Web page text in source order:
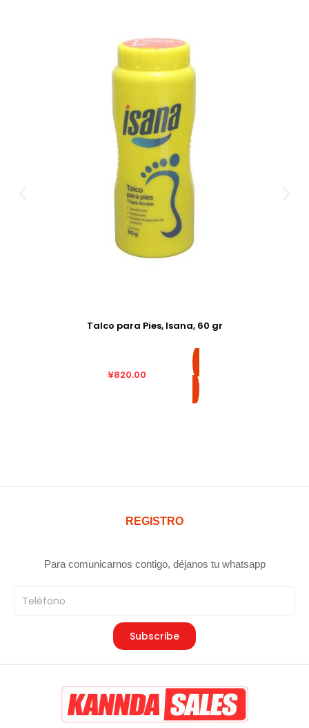
Talco para Pies, Isana, 60 gr
¥820.00
REGISTRO
Para comunicarnos contigo, déjanos tu whatsapp
Teléfono
Subscribe